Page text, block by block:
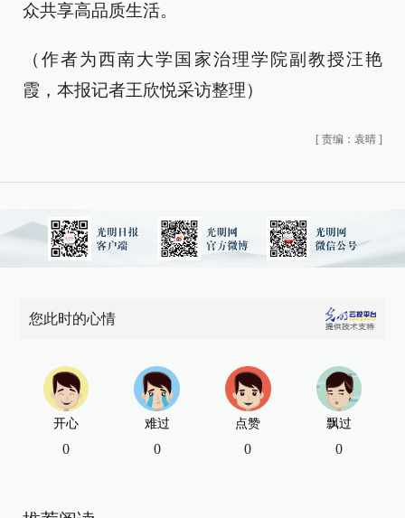
众共享高品质生活。
（作者为西南大学国家治理学院副教授汪艳
霞，本报记者王欣悦采访整理）
[ 责编：袁晴 ]
您此时的心情
开心
0
难过
0
点赞
0
飘过
0